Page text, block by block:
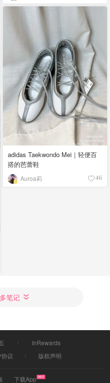
adidas Taekwondo Mei｜轻便百
搭的芭蕾鞋
Auroa莉 46
笔记
InRewards
协议 版权声明
下载App